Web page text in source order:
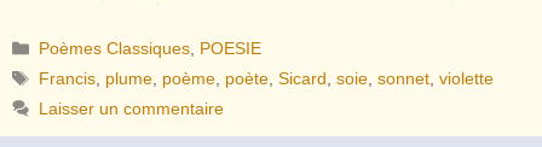
Catégories
Poèmes Classiques POESIE
Étiquettes
Francis plume poème poète ,Sicard ,soie ,sonnet ,violette
Laisser un commentaire